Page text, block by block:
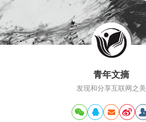
青年文摘
发现和分享互联网之美